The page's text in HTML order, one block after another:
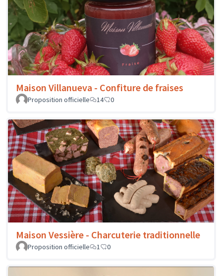
Maison Villanueva - Confiture de fraises
Proposition officielle 14 0
Maison Vessière - Charcuterie traditionnelle
Proposition officielle 1 0